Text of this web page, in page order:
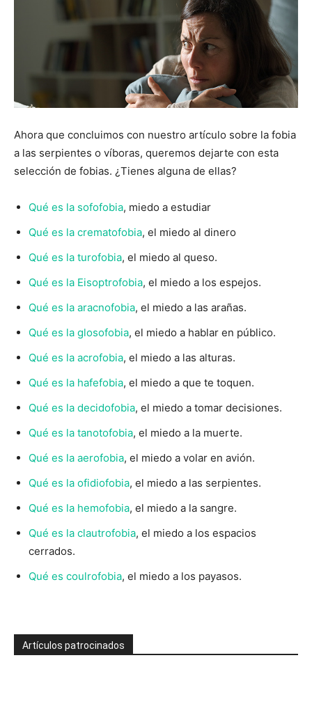
Ahora que concluimos con nuestro artículo sobre la fobia
a las serpientes o víboras, queremos dejarte con esta
selección de fobias. ¿Tienes alguna de ellas?
Qué es la sofofobia, miedo a estudiar
Qué es la crematofobia, el miedo al dinero
Qué es la turofobia, el miedo al queso.
Qué es la Eisoptrofobia, el miedo a los espejos.
Qué es la aracnofobia, el miedo a las arañas.
Qué es la glosofobia, el miedo a hablar en público.
Qué es la acrofobia, el miedo a las alturas.
Qué es la hafefobia, el miedo a que te toquen.
Qué es la decidofobia, el miedo a tomar decisiones.
Qué es la tanotofobia, el miedo a la muerte.
Qué es la aerofobia, el miedo a volar en avión.
Qué es la ofidiofobia, el miedo a las serpientes.
Qué es la hemofobia, el miedo a la sangre.
Qué es la clautrofobia, el miedo a los espacios
cerrados.
Qué es coulrofobia, el miedo a los payasos.
Artículos patrocinados